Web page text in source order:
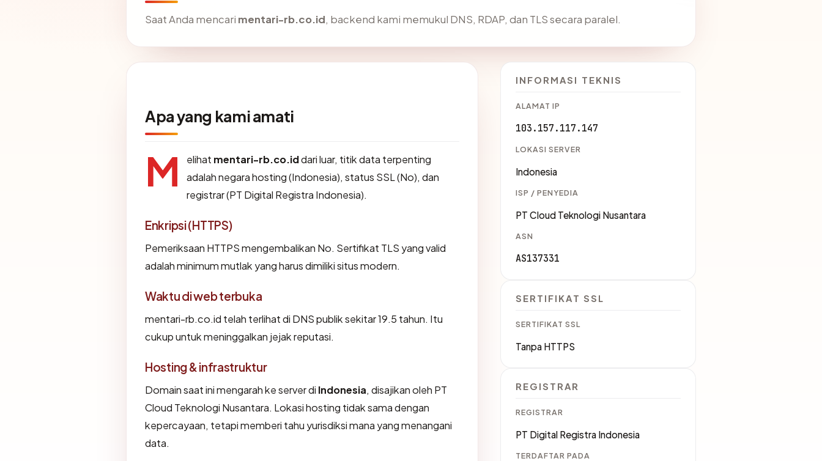
Saat Anda mencari mentari-rb.co.id, backend kami memukul DNS, RDAP, dan TLS secara paralel.
Apa yang kami amati
M elihat mentari-rb.co.iddari luar, titik data terpenting
adalah negara hosting (Indonesia), status SSL (No), dan
registrar (PT Digital Registra Indonesia).
Enkripsi (HTTPS)
Pemeriksaan HTTPS mengembalikan No. Sertifikat TLS yang valid
adalah minimum mutlak yang harus dimiliki situs modern.
Waktu di web terbuka
mentari-rb.co.id telah terlihat di DNS publik sekitar 19.5 tahun. Itu
cukup untuk meninggalkan jejak reputasi.
Hosting & infrastruktur
Domain saat ini mengarah ke server di Indonesia, disajikan oleh PT
Cloud Teknologi Nusantara. Lokasi hosting tidak sama dengan
kepercayaan, tetapi memberi tahu yurisdiksi mana yang menangani
data.
INFORMASI TEKNIS
ALAMAT IP
103.157.117.147
LOKASI SERVER
Indonesia
ISP / PENYEDIA
PT Cloud Teknologi Nusantara
ASN
AS137331
SERTIFIKAT SSL
SERTIFIKAT SSL
Tanpa HTTPS
REGISTRAR
REGISTRAR
PT Digital Registra Indonesia
TERDAFTAR PADA